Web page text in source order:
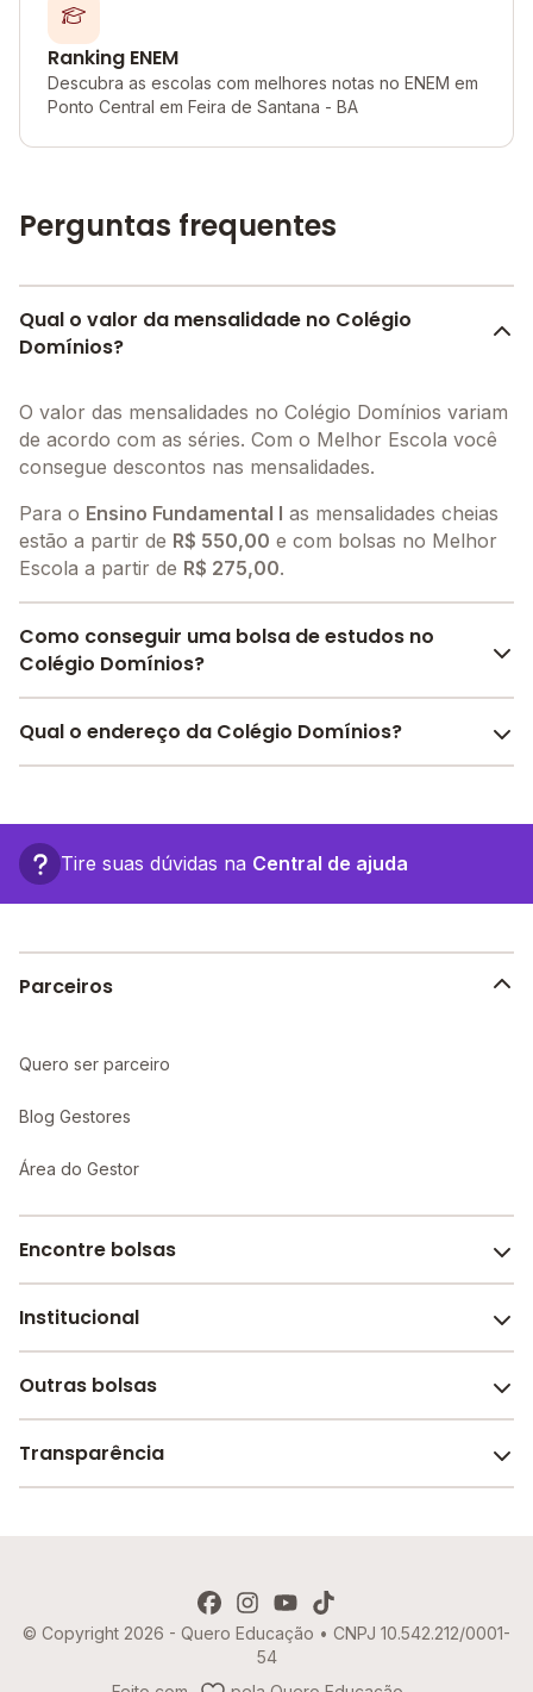
Ranking ENEM
Descubra as escolas com melhores notas no ENEM em
Ponto Central em Feira de Santana - BA
Perguntas frequentes
Qual o valor da mensalidade no Colégio
Domínios?
O valor das mensalidades no Colégio Domínios variam
de acordo com as séries. Com o Melhor Escola você
consegue descontos nas mensalidades.
Para o Ensino Fundamental I as mensalidades cheias
estão a partir de R$ 550,00 e com bolsas no Melhor
Escola a partir de R$ 275,00.
Como conseguir uma bolsa de estudos no
Colégio Domínios?
O Melhor Escola oferece descontos para o Colégio
Qual o endereço da Colégio Domínios?
Santana - BA.
Tire suas dúvidas na Central de ajuda
Parceiros
Quero ser parceiro
Blog Gestores
Área do Gestor
Encontre bolsas
Melhores escolas de São Paulo
Escolas por cidade e bairro
Institucional
Sobre o Melhor Escola
Revista Melhor Escola
Outras bolsas
Faculdades e universidades
Transparência
Política de Cookies
© Copyright 2026 - Quero Educação • CNPJ 10.542.212/0001-
54